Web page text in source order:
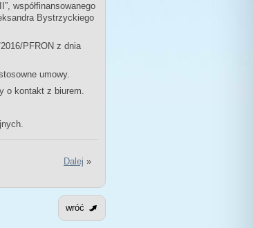
współfinansowanego
Bystrzyckiego
PFRON z dnia
umowy.
o kontakt z biurem.
Dalej »
wróć